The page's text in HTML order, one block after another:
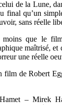
de la Lune,
final qu’un
sans réelle
moins que le
maîtrisé, et
une réelle
film de Robert
– Mirek